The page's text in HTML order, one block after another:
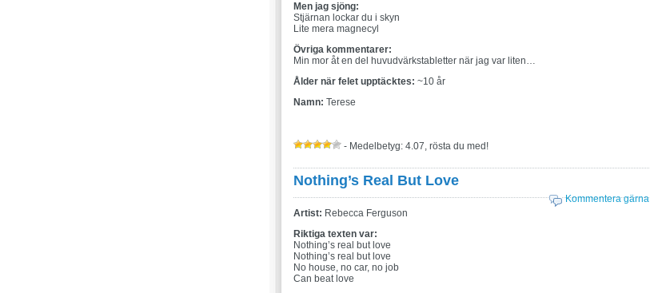
Men jag sjöng:
Stjärnan lockar du i skyn
Lite mera magnecyl
Övriga kommentarer:
Min mor åt en del huvudvärkstabletter när jag var liten…
Ålder när felet upptäcktes: ~10 år
Namn: Terese
- Medelbetyg: 4.07, rösta du med!
Nothing’s Real But Love
Kommentera gärna
Artist: Rebecca Ferguson
Riktiga texten var:
Nothing’s real but love
Nothing’s real but love
No house, no car, no job
Can beat love